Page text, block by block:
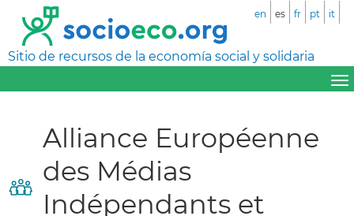
Sitio de recursos de la economía social y solidaria
en es fr pt it
Alliance Européenne
des Médias
Indépendants et